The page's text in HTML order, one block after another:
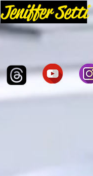
Jeniffer Setti